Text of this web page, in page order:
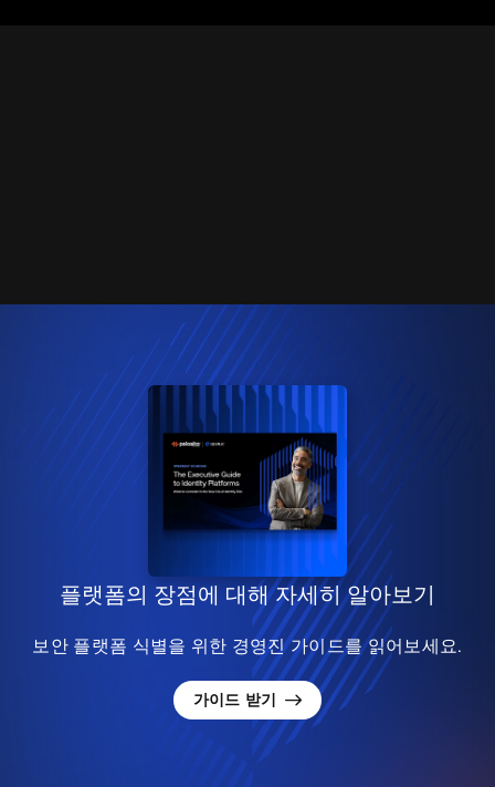
플랫폼의 장점에 대해 자세히 알아보기
보안 플랫폼 식별을 위한 경영진 가이드를 읽어보세요.
가이드 받기